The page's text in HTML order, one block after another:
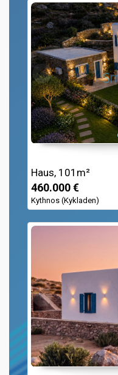
Haus, 101m²
460.000 €
Kythnos (Kykladen)